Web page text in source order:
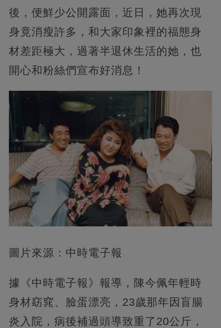
後，便鮮少公開露面，近日，她再次現
身竟消瘦許多，和大家印象裡的福態身
材差距極大，過著半退休生活的她，也
開心和粉絲們宣布好消息！
圖片來源：中時電子報
據《中時電子報》報導，陳今佩年輕時
身材窈窕、臉蛋漂亮，23歲那年因盲腸
炎入院，病後補過頭導致重了20公斤，